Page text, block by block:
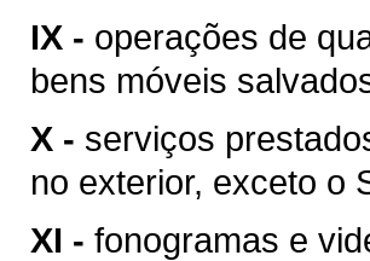
IX - operações de
bens móveis
X - serviços
no exterior, exceto o
XI - fonogramas e